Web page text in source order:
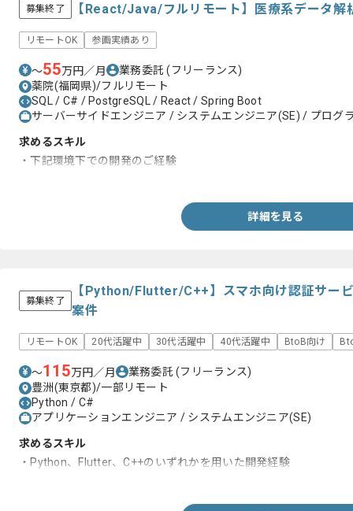
募集終了 【React/Java/フルリモート】医療系データ解
リモートOK 参画実績あり
〜55万円／月 業務委託(フリーランス)
薬院(福岡県)/フルリモート
SQL / C# / PostgreSQL / React / Spring Boot
サーバーサイドエンジニア / システムエンジニア(SE) / プログ
求めるスキル
・下記環境下での開発のご経験
詳細を見る
募集終了
【Python/Flutter/C++】スマホ向け認証サー
案件
リモートOK 20代活躍中 30代活躍中 40代活躍中 BtoB向け
〜115万円／月 業務委託(フリーランス)
豊洲(東京都)/一部リモート
Python / C#
アプリケーションエンジニア / システムエンジニア(SE)
求めるスキル
・Python、Flutter、C++のいずれかを用いた開発経験